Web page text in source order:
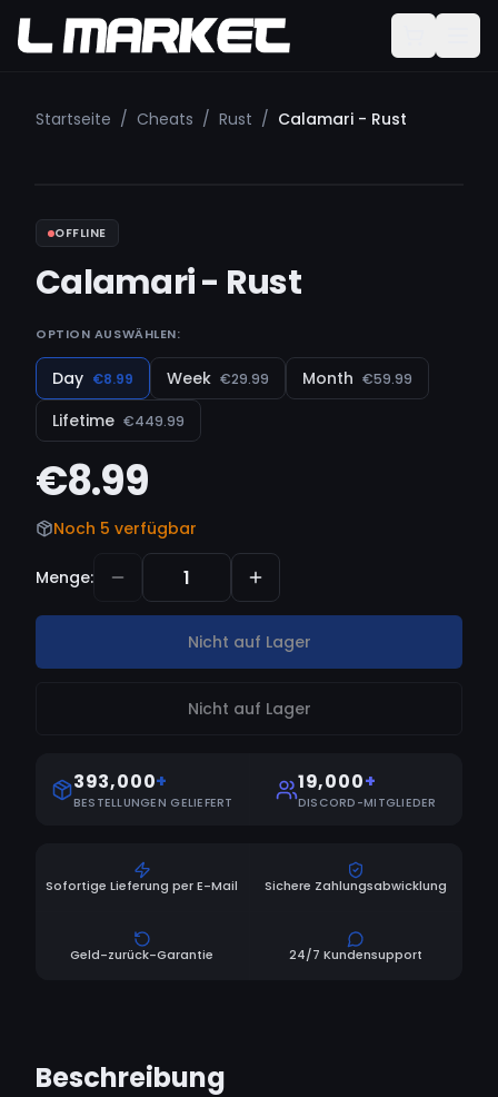
Startseite / Cheats / Rust / Calamari - Rust
OFFLINE
Calamari - Rust
OPTION AUSWÄHLEN:
Day €8.99 Week €29.99 Month €59.99
Lifetime €449.99
€8.99
Noch 5 verfügbar
Menge:
Nicht auf Lager
Nicht auf Lager
393,000+
BESTELLUNGEN GELIEFERT
19,000+
DISCORD-MITGLIEDER
Sofortige Lieferung per E-Mail Sichere Zahlungsabwicklung
Geld-zurück-Garantie 24/7 Kundensupport
Beschreibung